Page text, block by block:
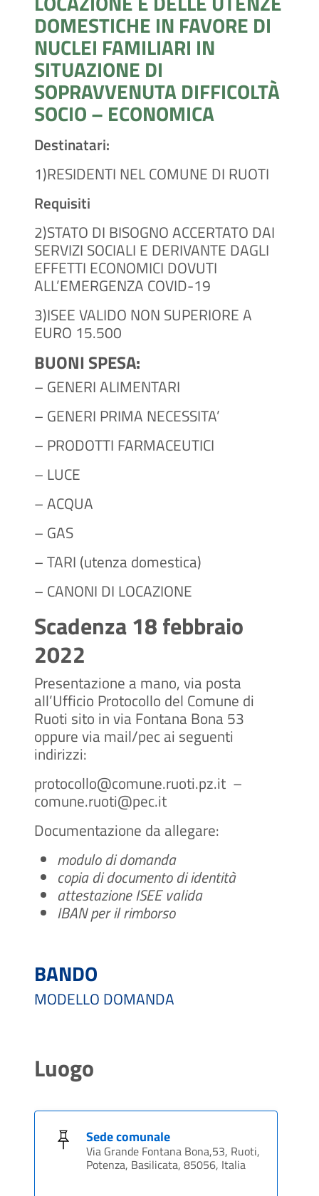
DOMESTICHE IN FAVORE DI
NUCLEI FAMILIARI IN
SITUAZIONE DI
SOPRAVVENUTA DIFFICOLTÀ
SOCIO – ECONOMICA
Destinatari:
1)RESIDENTI NEL COMUNE DI RUOTI
Requisiti
2)STATO DI BISOGNO ACCERTATO DAI
SERVIZI SOCIALI E DERIVANTE DAGLI
EFFETTI ECONOMICI DOVUTI
ALL’EMERGENZA COVID-19
3)ISEE VALIDO NON SUPERIORE A
EURO 15.500
BUONI SPESA:
– GENERI ALIMENTARI
– GENERI PRIMA NECESSITA’
– PRODOTTI FARMACEUTICI
– LUCE
– ACQUA
– GAS
– TARI (utenza domestica)
– CANONI DI LOCAZIONE
Scadenza18 febbraio
2022
Presentazione a mano, via posta
all’Ufficio Protocollo del Comune di
Ruoti sito in via Fontana Bona 53
oppure via mail/pecai seguenti
indirizzi:
protocollo@comune.ruoti.pz.it –
comune.ruoti@pec.it
Documentazione da allegare:
modulo di domanda
copia di documento di identità
attestazione ISEE valida
IBAN per il rimborso
BANDO
MODELLO DOMANDA
Luogo
Sede comunale
Via Grande Fontana Bona,53, Ruoti,
Potenza, Basilicata, 85056, Italia